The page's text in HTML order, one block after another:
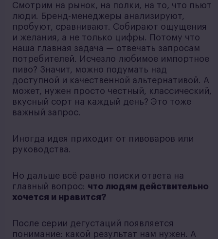
Смотрим на рынок, на полки, на то, что пьют
люди. Бренд-менеджеры анализируют,
пробуют, сравнивают. Собирают ощущения
и желания, а не только цифры. Потому что
наша главная задача — отвечать запросам
потребителей. Исчезло любимое импортное
пиво? Значит, можно подумать над
доступной и качественной альтернативой. А
может, нужен просто честный, классический,
вкусный сорт на каждый день? Это тоже
важный запрос.
Иногда идея приходит от пивоваров или
руководства.
Но дальше всё равно поиски ответа на
главный вопрос: что людям действительно
хочется и нравится?
После серии дегустаций появляется
понимание: какой результат нам нужен. А